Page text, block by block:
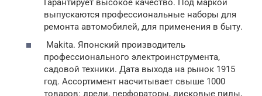
Гарантирует высокое качество. Под маркой
выпускаются профессиональные наборы для
ремонта автомобилей, для применения в быту.
Makita. Японский производитель
профессионального электроинструмента,
садовой техники. Дата выхода на рынок 1915
год. Ассортимент насчитывает свыше 1000
товаров: дрели, перфораторы, дисковые пилы,